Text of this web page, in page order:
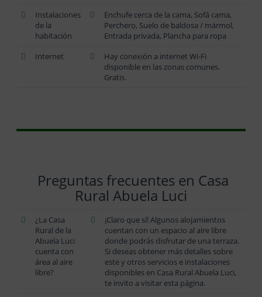
Instalaciones
de la
habitación
Enchufe cerca de la cama, Sofá cama,
Perchero, Suelo de baldosa / mármol,
Entrada privada, Plancha para ropa
Internet
Hay conexión a internet Wi-Fi
disponible en las zonas comunes.
Gratis.
Preguntas frecuentes en Casa
Rural Abuela Luci
¿La Casa
Rural de la
Abuela Luci
cuenta con
área al aire
libre?
¡Claro que sí! Algunos alojamientos
cuentan con un espacio al aire libre
donde podrás disfrutar de una terraza.
Si deseas obtener más detalles sobre
este y otros servicios e instalaciones
disponibles en Casa Rural Abuela Luci,
te invito a visitar esta página.